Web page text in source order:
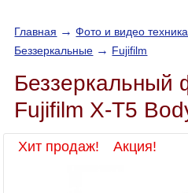
Главная →Фото и видео техника
Беззеркальные → Fujifilm
Беззеркальный
Fujifilm X-T5
Хит продаж! Акция!